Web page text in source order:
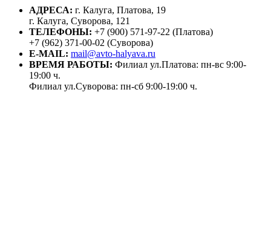
АДРЕСА: г. Калуга, Платова, 19
г. Калуга, Суворова, 121
ТЕЛЕФОНЫ: +7 (900) 571-97-22 (Платова)
+7 (962) 371-00-02 (Суворова)
E-MAIL: mail@avto-halyava.ru
ВРЕМЯ РАБОТЫ: Филиал ул.Платова: пн-вс 9:00-
19:00 ч.
Филиал ул.Суворова: пн-сб 9:00-19:00 ч.